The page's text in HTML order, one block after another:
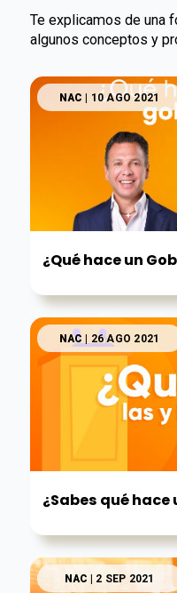
Te explicamos de una
algunos conceptos y
NAC | 10 AGO 2021
¿Qué hace un
NAC | 26 AGO 2021
¿Sabes qué
NAC | 2 SEP 2021